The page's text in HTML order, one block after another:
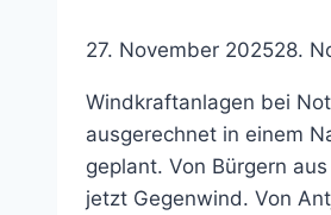
27. November 202528.
Windkraftanlagen bei
ausgerechnet in einem
geplant. Von Bürgern
jetzt Gegenwind. Von